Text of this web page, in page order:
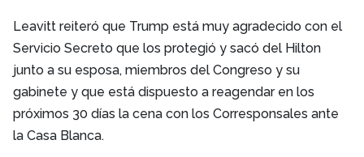
Leavitt reiteró que Trump está muy agradecido con el
Servicio Secreto que los protegió y sacó del Hilton
junto a su esposa, miembros del Congreso y su
gabinete y que está dispuesto a reagendar en los
próximos 30 días la cena con los Corresponsales ante
la Casa Blanca.